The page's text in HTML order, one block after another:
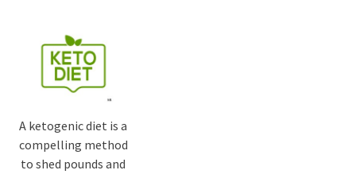
A ketogenic diet is a
compelling method
to shed pounds and